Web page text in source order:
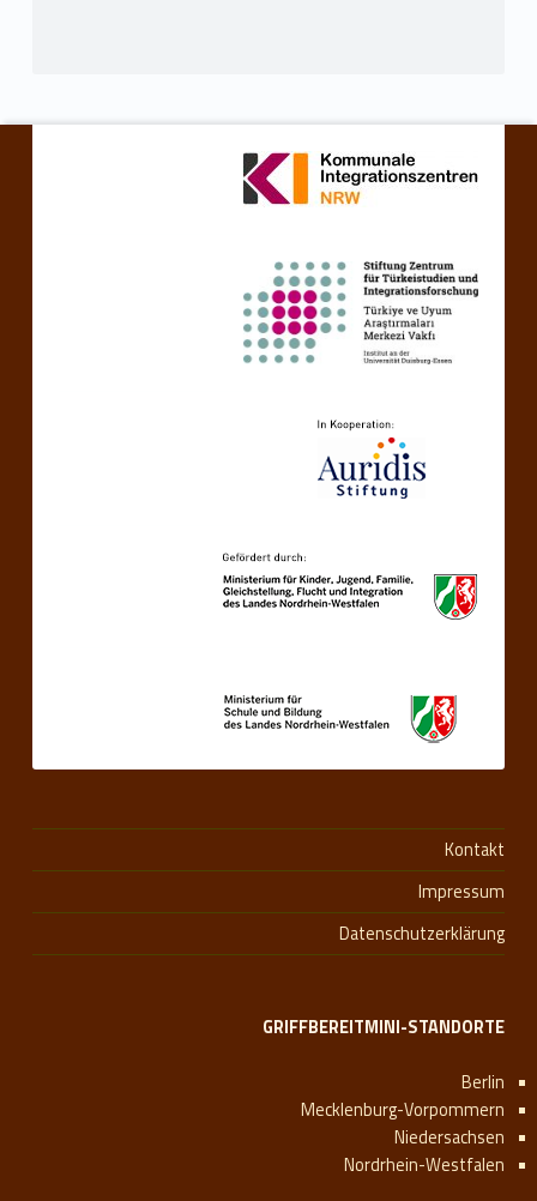
Kontakt
Impressum
Datenschutzerklärung
GRIFFBEREITMINI-STANDORTE
Berlin
Mecklenburg-Vorpommern
Niedersachsen
Nordrhein-Westfalen